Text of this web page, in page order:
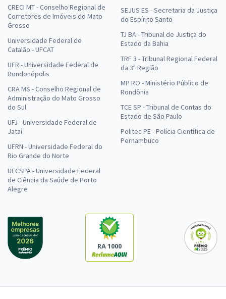
CRECI MT - Conselho Regional de
Corretores de Imóveis do Mato
Grosso
Universidade Federal de
Catalão - UFCAT
UFR - Universidade Federal de
Rondonópolis
CRA MS - Conselho Regional de
Administração do Mato Grosso
do Sul
UFJ - Universidade Federal de
Jataí
UFRN - Universidade Federal do
Rio Grande do Norte
UFCSPA - Universidade Federal
de Ciência da Saúde de Porto
Alegre
SEJUS ES - Secretaria da Justiça
do Espírito Santo
TJ BA - Tribunal de Justiça do
Estado da Bahia
TRF 3 - Tribunal Regional Federal
da 3ª Região
MP RO - Ministério Público de
Rondônia
TCE SP - Tribunal de Contas do
Estado de São Paulo
Politec PE - Polícia Científica de
Pernambuco
RA 1000